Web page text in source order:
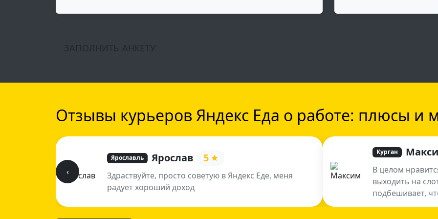
ЗАПОЛНИТЬ АНКЕТУ
Отзывы курьеров Яндекс Еда о работе: плюсы и
Ярославль Ярослав 5
Здраствуйте, просто советую в Яндекс Еде, меня
радует хороший доход
Курган
В целом
выходить на
подбешивает,
‹